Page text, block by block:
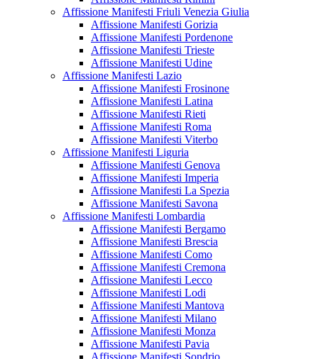
Affissione Manifesti Friuli Venezia Giulia
Affissione Manifesti Gorizia
Affissione Manifesti Pordenone
Affissione Manifesti Trieste
Affissione Manifesti Udine
Affissione Manifesti Lazio
Affissione Manifesti Frosinone
Affissione Manifesti Latina
Affissione Manifesti Rieti
Affissione Manifesti Roma
Affissione Manifesti Viterbo
Affissione Manifesti Liguria
Affissione Manifesti Genova
Affissione Manifesti Imperia
Affissione Manifesti La Spezia
Affissione Manifesti Savona
Affissione Manifesti Lombardia
Affissione Manifesti Bergamo
Affissione Manifesti Brescia
Affissione Manifesti Como
Affissione Manifesti Cremona
Affissione Manifesti Lecco
Affissione Manifesti Lodi
Affissione Manifesti Mantova
Affissione Manifesti Milano
Affissione Manifesti Monza
Affissione Manifesti Pavia